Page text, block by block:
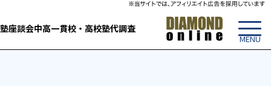
座談会中高一貫校・高校塾代調査